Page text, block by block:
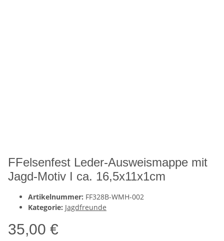
FFelsenfest Leder-Ausweismappe mit
Jagd-Motiv I ca. 16,5x11x1cm
Artikelnummer: FF328B-WMH-002
Kategorie: Jagdfreunde
35,00 €